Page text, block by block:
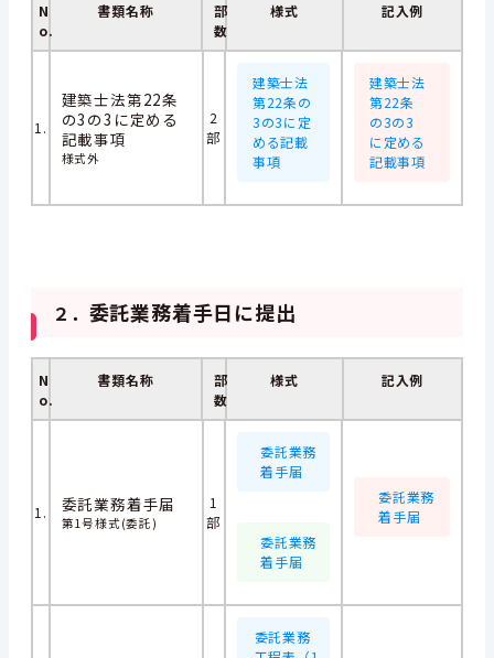
N
o.
書類名称
部
数
様式 記入例
1.
建築士法第22条
の3の3に定める
記載事項
様式外
2
部
建築士法
第22条の
3の3に定
める記載
事項
建築士法
第22条
の3の3
に定める
記載事項
２． 委託業務着手日に提出
N
o.
書類名称
部
数
様式 記入例
1. 委託業務着手届
第1号様式(委託)
1
部
委託業務
着手届
委託業務
着手届
委託業務
着手届
委託業務